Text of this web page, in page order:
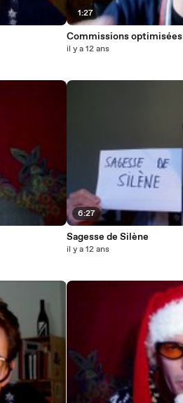
1:27
Commissions optimisées
il y a 12 ans
6:27
Sagesse de Silène
il y a 12 ans